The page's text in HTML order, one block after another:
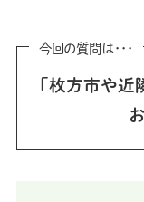
今回の質問は･･･
「枚方市や